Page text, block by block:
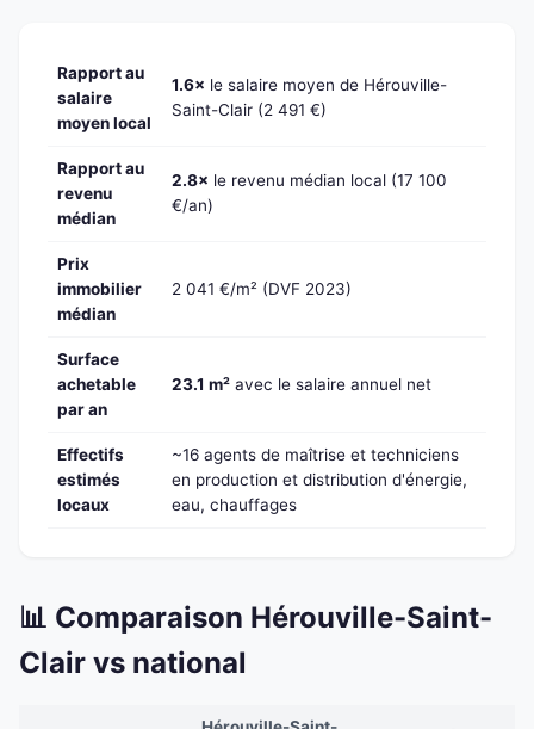
Rapport au
salaire
moyen local
1.6× le salaire moyen de Hérouville-
Saint-Clair (2 491 €)
Rapport au
revenu
médian
2.8× le revenu médian local (17 100
€/an)
Prix
immobilier
médian
2 041 €/m² (DVF 2023)
Surface
achetable
par an
23.1 m² avec le salaire annuel net
Effectifs
estimés
locaux
~16 agents de maîtrise et techniciens
en production et distribution d'énergie,
eau, chauffages
📊 Comparaison Hérouville-Saint-
Clair vs national